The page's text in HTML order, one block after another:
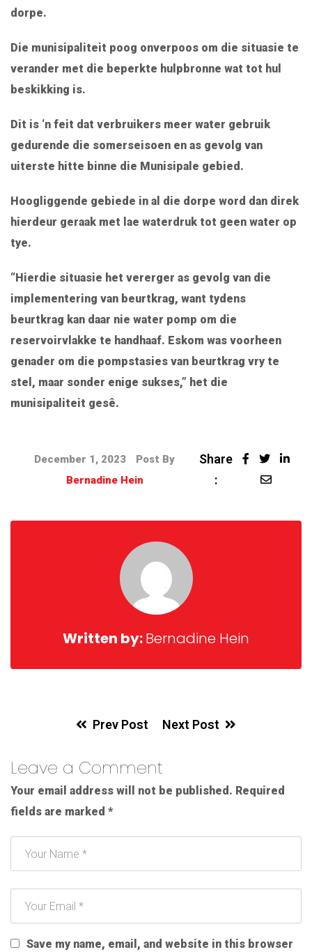
dorpe.
Die munisipaliteit poog onverpoos om die situasie te
verander met die beperkte hulpbronne wat tot hul
beskikking is.
Dit is ‘n feit dat verbruikers meer water gebruik
gedurende die somerseisoen en as gevolg van
uiterste hitte binne die Munisipale gebied.
Hoogliggende gebiede in al die dorpe word dan direk
hierdeur geraak met lae waterdruk tot geen water op
tye.
“Hierdie situasie het vererger as gevolg van die
implementering van beurtkrag, want tydens
beurtkrag kan daar nie water pomp om die
reservoirvlakke te handhaaf. Eskom was voorheen
genader om die pompstasies van beurtkrag vry te
stel, maar sonder enige sukses,” het die
munisipaliteit gesê.
December 1, 2023
Post By
Bernadine Hein
Share
:
Written by:Bernadine Hein
Prev Post Next Post
Leave a Comment
Your email address will not be published. Required
fields are marked *
Save my name, email, and website in this browser